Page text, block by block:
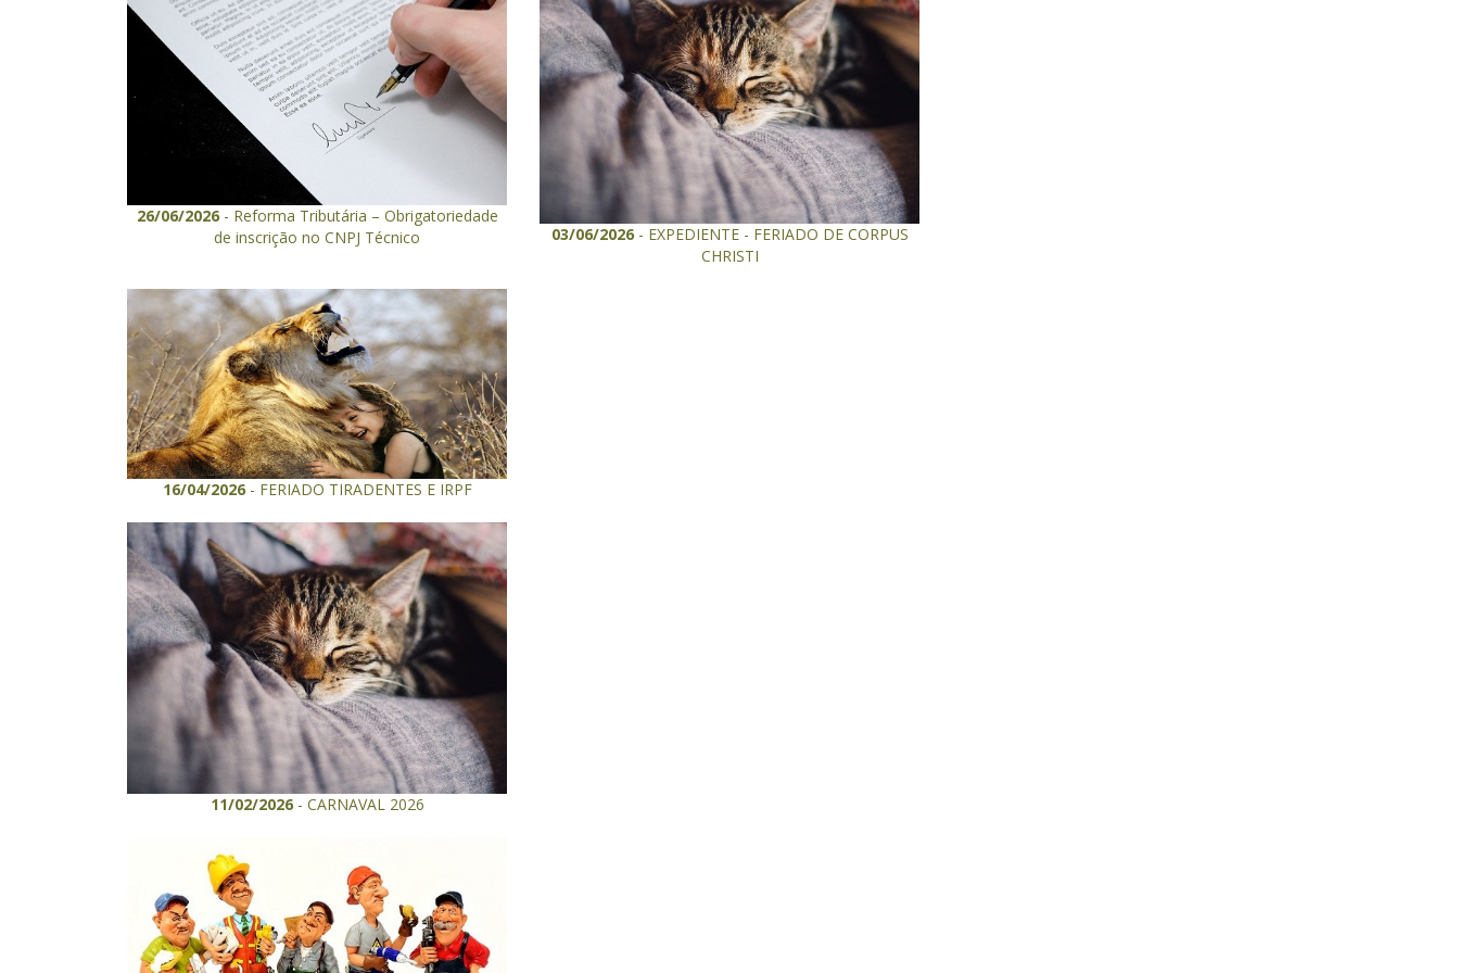
26/06/2026- Reforma Tributária – Obrigatoriedade
de inscrição no CNPJ Técnico
03/06/2026- EXPEDIENTE - FERIADO DE CORPUS
CHRISTI
16/04/2026- FERIADO TIRADENTES E IRPF
11/02/2026- CARNAVAL 2026